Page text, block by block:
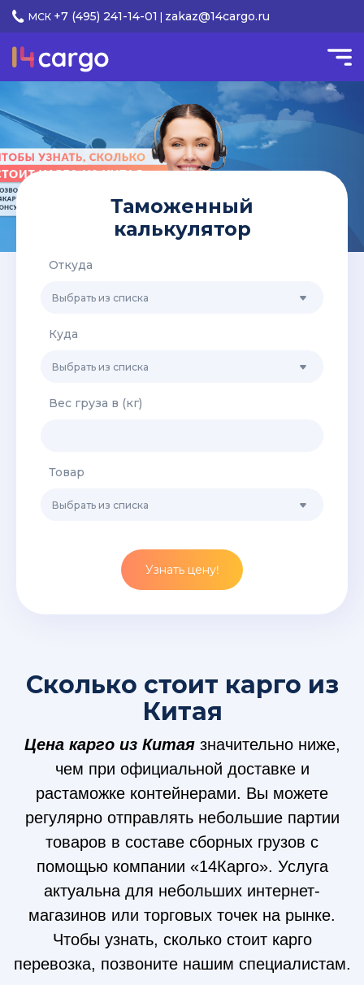
МСК +7 (495) 241-14-01 zakaz@14cargo.ru
Таможенный
калькулятор
Откуда
Выбрать из списка
Куда
Выбрать из списка
Вес груза в (кг)
Товар
Выбрать из списка
Узнать цену!
Сколько стоит карго из
Китая
Цена карго из Китаязначительно ниже,
чем при официальной доставке и
растаможке контейнерами. Вы можете
регулярно отправлять небольшие партии
товаров в составе сборных грузов с
помощью компании «14Карго». Услуга
актуальна для небольших интернет-
магазинов или торговых точек на рынке.
Чтобы узнать, сколько стоит карго
перевозка, позвоните нашим специалистам.